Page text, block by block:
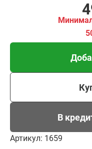
В
Артикул: 1659